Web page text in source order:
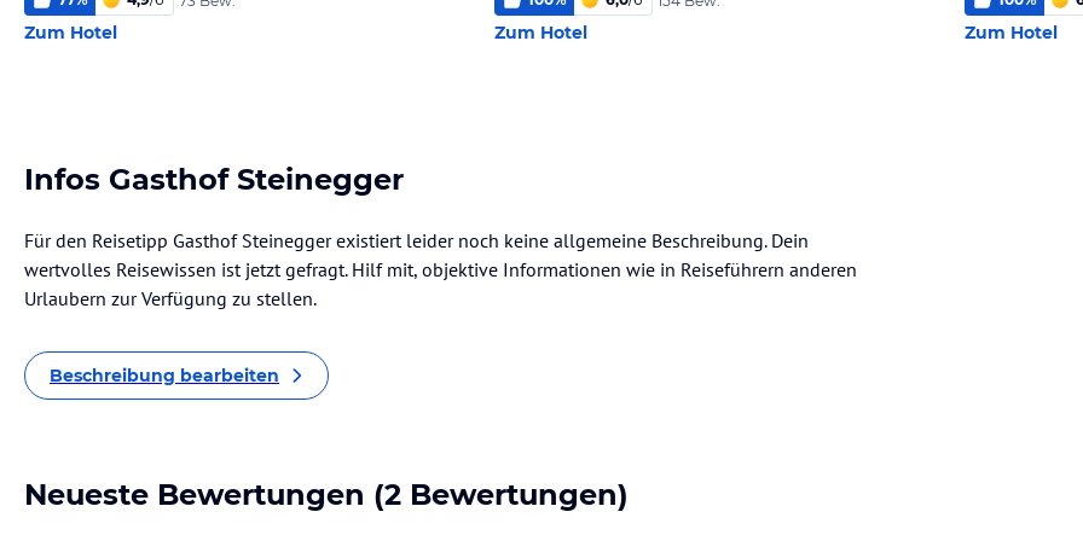
Zum Hotel Zum Hotel Zum Hotel
Infos Gasthof Steinegger
Für den Reisetipp Gasthof Steinegger existiert leider noch keine allgemeine Beschreibung. Dein
wertvolles Reisewissen ist jetzt gefragt. Hilf mit, objektive Informationen wie in Reiseführern anderen
Urlaubern zur Verfügung zu stellen.
Beschreibung bearbeiten
Neueste Bewertungen (2 Bewertungen)